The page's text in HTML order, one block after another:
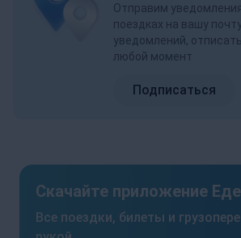
Отправим
поездках на вашу
уведомлений,
любой момент
Подписаться
Скачайте приложение
Все поездки, билеты и